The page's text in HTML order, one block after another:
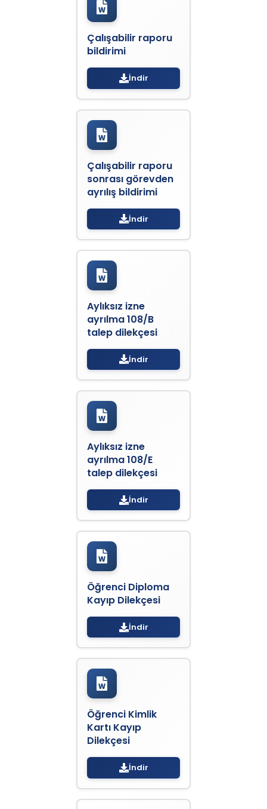
Çalışabilir raporu
bildirimi
İndir
Çalışabilir raporu
sonrası görevden
ayrılış bildirimi
İndir
Aylıksız izne
ayrılma 108/B
talep dilekçesi
İndir
Aylıksız izne
ayrılma 108/E
talep dilekçesi
İndir
Öğrenci Diploma
Kayıp Dilekçesi
İndir
Öğrenci Kimlik
Kartı Kayıp
Dilekçesi
İndir